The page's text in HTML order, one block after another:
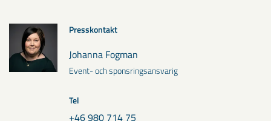
Presskontakt
Johanna Fogman
Event- och sponsringsansvarig
Tel
+46 980 714 75